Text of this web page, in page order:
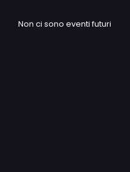
Non ci sono eventi futuri